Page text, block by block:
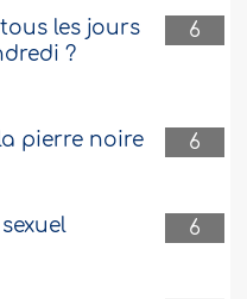
6
les jours
?
6
pierre noire
6